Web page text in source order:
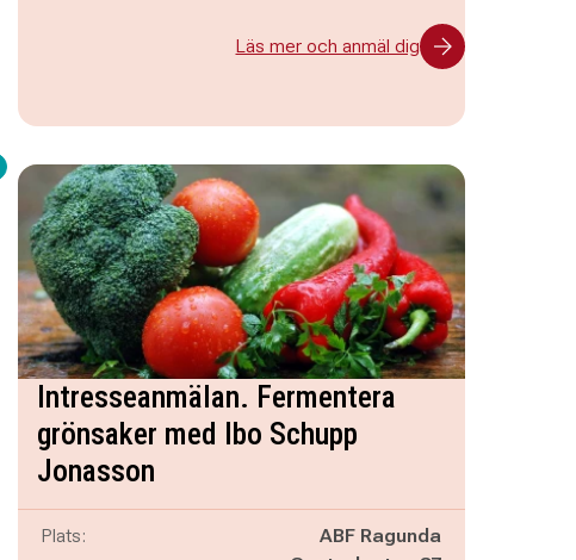
Läs mer och anmäl dig
Intresseanmälan. Fermentera
grönsaker med Ibo Schupp
Jonasson
Plats:
ABF Ragunda